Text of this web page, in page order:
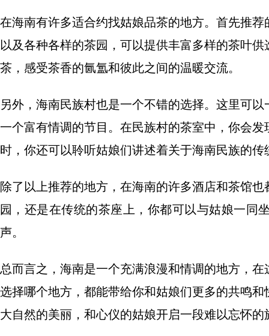
在海南有许多适合约找姑娘品茶的地方。首先推
以及各种各样的茶园，可以提供丰富多样的茶叶
茶，感受茶香的氤氲和彼此之间的温暖交流。
另外，海南民族村也是一个不错的选择。这里可
一个富有情调的节目。在民族村的茶室中，你会
时，你还可以聆听姑娘们讲述着关于海南民族的
除了以上推荐的地方，在海南的许多酒店和茶馆
园，还是在传统的茶座上，你都可以与姑娘一同
声。
总而言之，海南是一个充满浪漫和情调的地方，
选择哪个地方，都能带给你和姑娘们更多的共鸣
大自然的美丽，和心仪的姑娘开启一段难以忘怀的